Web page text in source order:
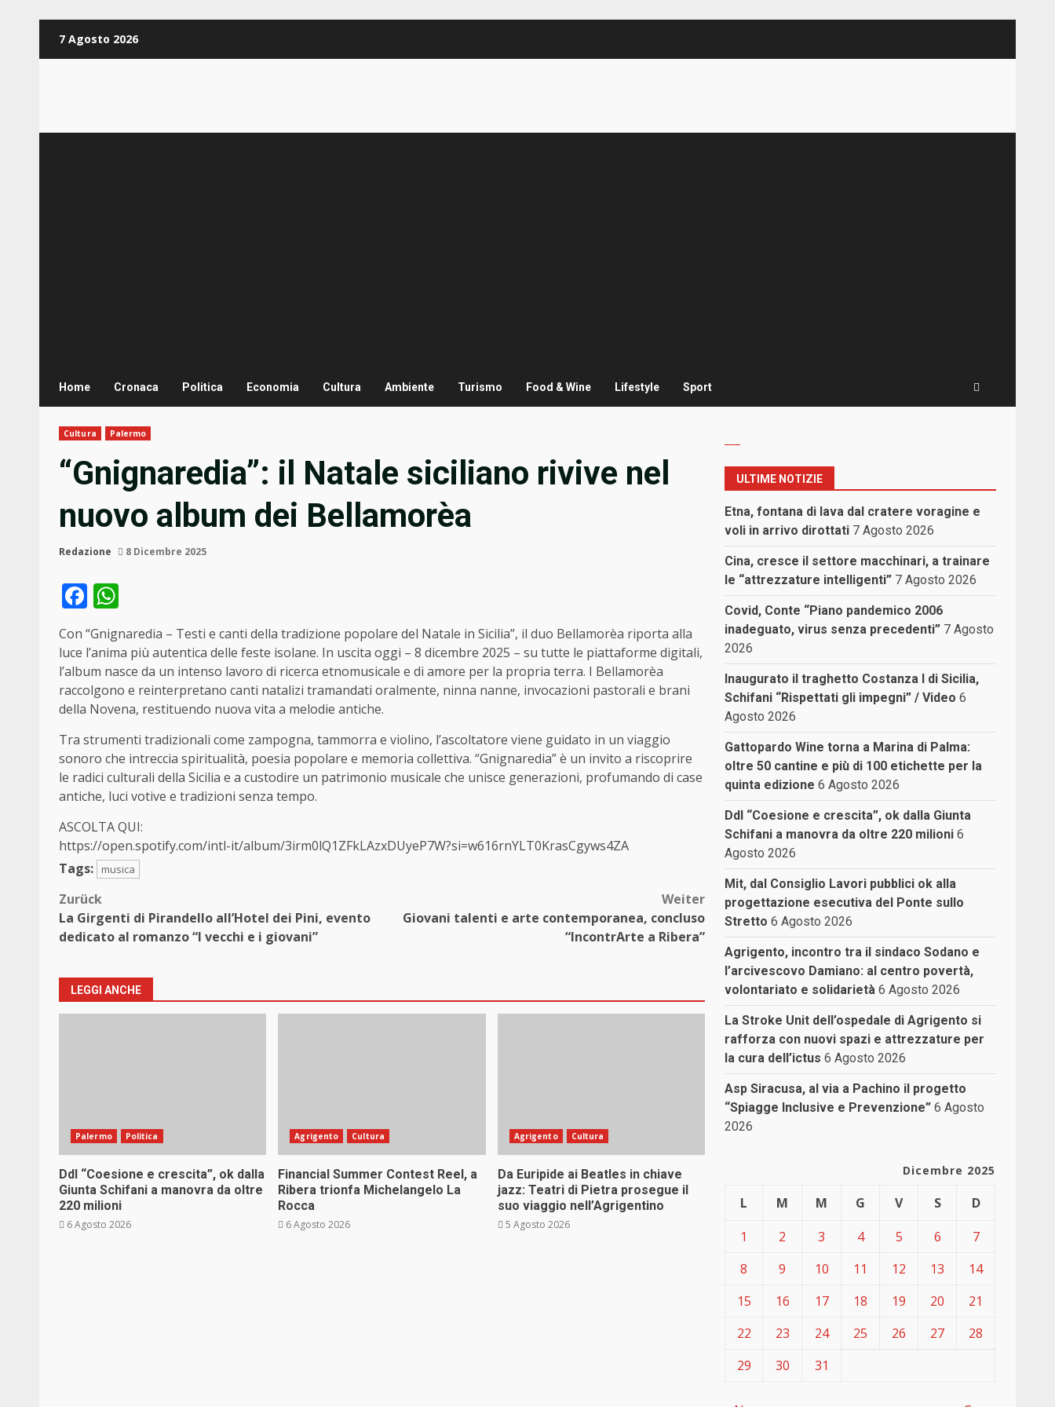
Inhalt7 Agosto 2026
Home Cronaca Politica Economia Cultura Ambiente Turismo Food & Wine Lifestyle Sport
Cultura Palermo
“Gnignaredia”: il Natale siciliano rivive nel
nuovo album dei Bellamorèa
Redazione 8 Dicembre 2025
Facebook
Con “Gnignaredia – Testi e canti della tradizione popolare del Natale in Sicilia”, il duo Bellamorèa riporta alla
luce l’anima più autentica delle feste isolane. In uscita oggi – 8 dicembre 2025 – su tutte le piattaforme digitali,
l’album nasce da un intenso lavoro di ricerca etnomusicale e di amore per la propria terra. I Bellamorèa
raccolgono e reinterpretano canti natalizi tramandati oralmente, ninna nanne, invocazioni pastorali e brani
della Novena, restituendo nuova vita a melodie antiche.
Tra strumenti tradizionali come zampogna, tammorra e violino, l’ascoltatore viene guidato in un viaggio
sonoro che intreccia spiritualità, poesia popolare e memoria collettiva. “Gnignaredia” è un invito a riscoprire
le radici culturali della Sicilia e a custodire un patrimonio musicale che unisce generazioni, profumando di case
antiche, luci votive e tradizioni senza tempo.
ASCOLTA QUI:
https://open.spotify.com/intl-it/album/3irm0lQ1ZFkLAzxDUyeP7W?si=w616rnYLT0KrasCgyws4ZA
Tags:
musica
Beitragsnavigation
Zurück
La Girgenti di Pirandello all’Hotel dei Pini, evento
dedicato al romanzo “I vecchi e i giovani”
Weiter
Giovani talenti e arte contemporanea, concluso
“IncontrArte a Ribera”
LEGGI ANCHE
Palermo Politica
Ddl “Coesione e crescita”, ok dalla
Giunta Schifani a manovra da oltre
220 milioni
6 Agosto 2026
Agrigento Cultura
Financial Summer Contest Reel, a
Ribera trionfa Michelangelo La
Rocca
6 Agosto 2026
Agrigento Cultura
Da Euripide ai Beatles in chiave
jazz: Teatri di Pietra prosegue il
suo viaggio nell’Agrigentino
5 Agosto 2026
ULTIME NOTIZIE
Etna, fontana di lava dal cratere voragine e
voli in arrivo dirottati 7 Agosto 2026
Cina, cresce il settore macchinari, a trainare
le “attrezzature intelligenti” 7 Agosto 2026
Covid, Conte “Piano pandemico 2006
inadeguato, virus senza precedenti” 7 Agosto
2026
Inaugurato il traghetto Costanza I di Sicilia,
Schifani “Rispettati gli impegni” / Video 6
Agosto 2026
Gattopardo Wine torna a Marina di Palma:
oltre 50 cantine e più di 100 etichette per la
quinta edizione 6 Agosto 2026
Ddl “Coesione e crescita”, ok dalla Giunta
Schifani a manovra da oltre 220 milioni 6
Agosto 2026
Mit, dal Consiglio Lavori pubblici ok alla
progettazione esecutiva del Ponte sullo
Stretto 6 Agosto 2026
Agrigento, incontro tra il sindaco Sodano e
l’arcivescovo Damiano: al centro povertà,
volontariato e solidarietà 6 Agosto 2026
La Stroke Unit dell’ospedale di Agrigento si
rafforza con nuovi spazi e attrezzature per
la cura dell’ictus 6 Agosto 2026
Asp Siracusa, al via a Pachino il progetto
“Spiagge Inclusive e Prevenzione” 6 Agosto
2026
Dicembre 2025
L M M G V S
D
1
2 3 4 5 6
7
8
9 10 11 12 13
14
15
16 17 18 19 20
21
22
23 24 25 26 27
28
29
30 31